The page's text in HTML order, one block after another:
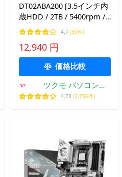
DT02ABA200 [3.5インチ内
蔵HDD / 2TB / 5400rpm /
DTシリーズ / 国内サポー
ト対応]
4.7 (30件)
12,940 円
価格比較
ツクモ パソコン
Yahoo!店
4.78 (2,706件)